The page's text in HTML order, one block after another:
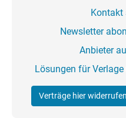
Kontakt
Newsletter
Anbieter
Lösungen für
Verträge hier widerrufen